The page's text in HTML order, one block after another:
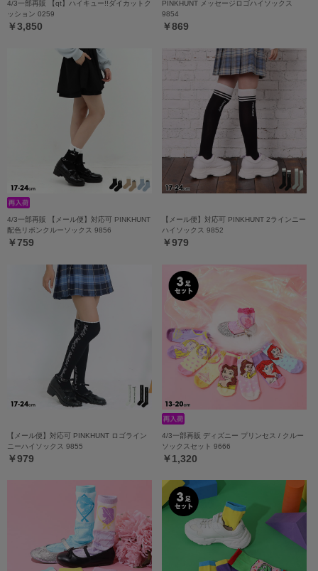
4/3一部再販 【qt】ハイキュー!!ダイカットク
ッション 0259
￥3,850
PINKHUNT メッセージロゴハイソックス
9854
￥869
4/3一部再販 【メール便】対応可 PINKHUNT
配色リボンクルーソックス 9856
￥759
【メール便】対応可 PINKHUNT 2ラインニー
ハイソックス 9852
￥979
【メール便】対応可 PINKHUNT ロゴライン
ニーハイソックス 9855
￥979
4/3一部再販 ディズニー プリンセス / クルー
ソックスセット 9666
￥1,320